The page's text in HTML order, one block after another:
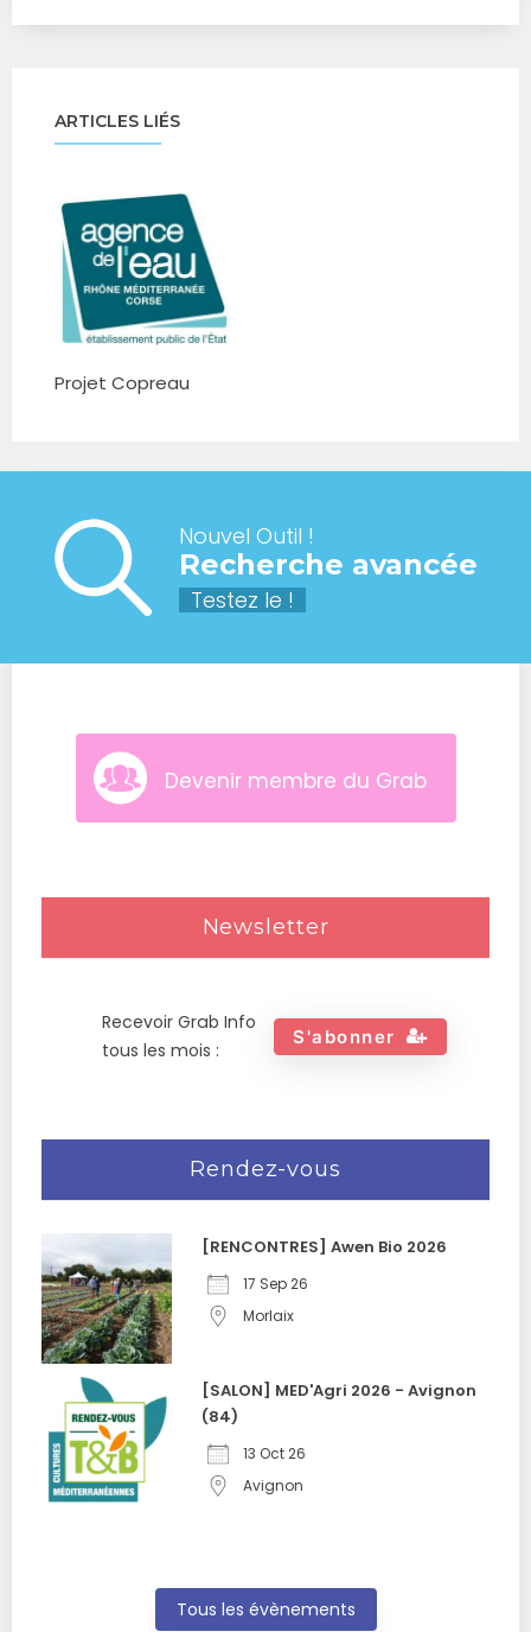
ARTICLES LIÉS
Projet Copreau
Nouvel Outil !
Recherche avancée
Testez le !
Devenir membre du Grab
Newsletter
Recevoir Grab Info
tous les mois :
S'abonner
Rendez-vous
[RENCONTRES] Awen Bio 2026
17 Sep 26
Morlaix
[SALON] MED'Agri 2026 - Avignon
(84)
13 Oct 26
Avignon
Tous les évènements